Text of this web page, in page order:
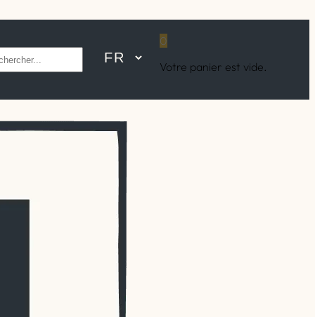
0
Votre panier est vide.